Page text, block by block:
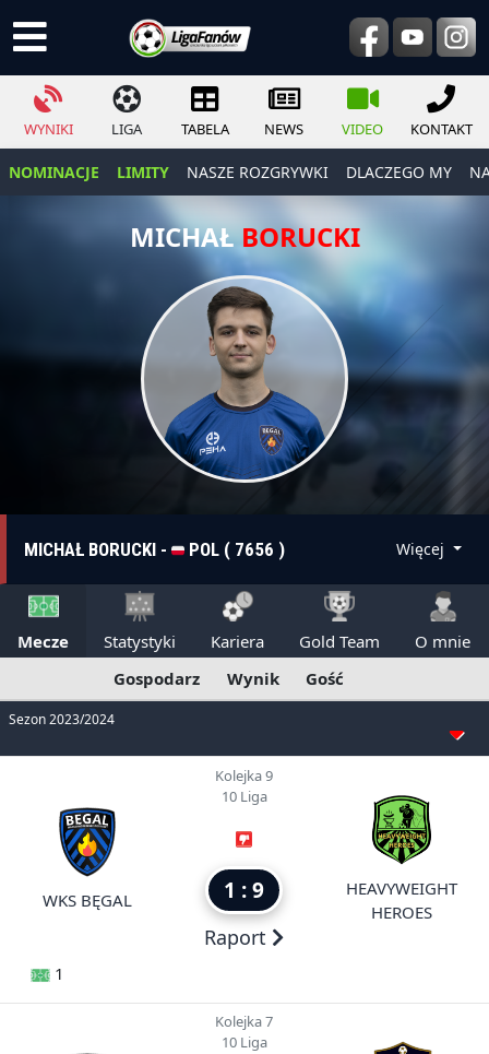
WYNIKI LIGA TABELA NEWS VIDEO KONTAKT
NOMINACJE LIMITY NASZE ROZGRYWKI DLACZEGO MY
MICHAŁBORUCKI
MICHAŁ BORUCKI - POL ( 7656 ) Więcej
Mecze Statystyki Kariera Gold Team
O mnie
Gospodarz
Wynik Gość
Sezon 2023/2024
WKS BĘGAL
Kolejka 9
10 Liga
1 : 9
Raport
HEAVYWEIGHT
HEROES
1
Kolejka 7
10 Liga